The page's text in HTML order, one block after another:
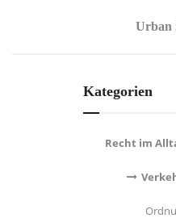
Urban
Kategorien
Recht im